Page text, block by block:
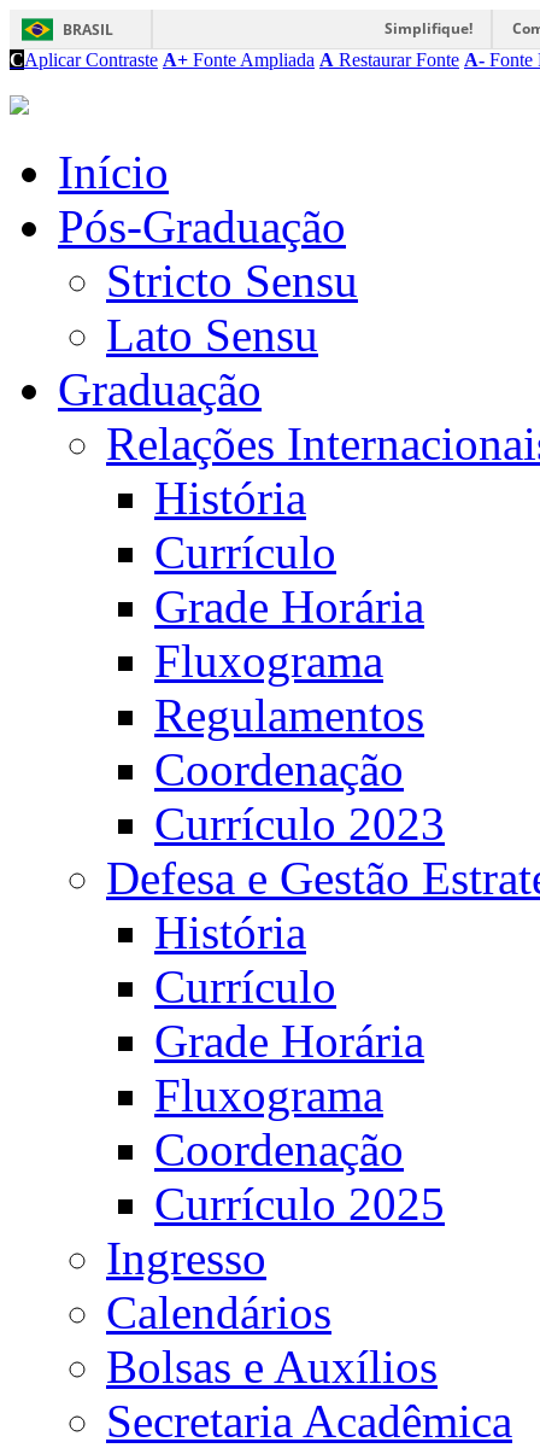
BRASIL Simplifique!
CAplicar Contraste A+ Fonte Ampliada A Restaurar Fonte A- Fonte
Início
Pós-Graduação
Stricto Sensu
Lato Sensu
Graduação
Relações
História
Currículo
Grade Horária
Fluxograma
Regulamentos
Coordenação
Currículo 2023
Defesa e Gestão
História
Currículo
Grade Horária
Fluxograma
Coordenação
Currículo 2025
Ingresso
Calendários
Bolsas e Auxílios
Secretaria Acadêmica